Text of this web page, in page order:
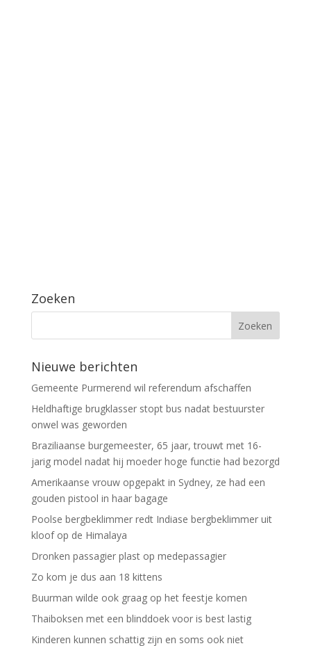
Zoeken
Nieuwe berichten
Gemeente Purmerend wil referendum afschaffen
Heldhaftige brugklasser stopt bus nadat bestuurster
onwel was geworden
Braziliaanse burgemeester, 65 jaar, trouwt met 16-
jarig model nadat hij moeder hoge functie had bezorgd
Amerikaanse vrouw opgepakt in Sydney, ze had een
gouden pistool in haar bagage
Poolse bergbeklimmer redt Indiase bergbeklimmer uit
kloof op de Himalaya
Dronken passagier plast op medepassagier
Zo kom je dus aan 18 kittens
Buurman wilde ook graag op het feestje komen
Thaiboksen met een blinddoek voor is best lastig
Kinderen kunnen schattig zijn en soms ook niet